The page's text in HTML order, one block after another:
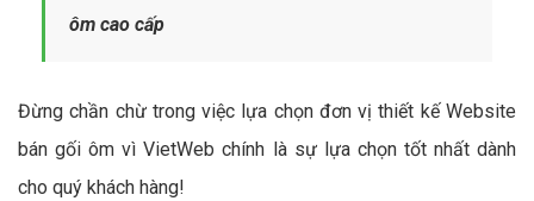
ôm cao cấp
Đừng chần chừ trong việc lựa chọn đơn vị thiết kế Website
bán gối ôm vì VietWeb chính là sự lựa chọn tốt nhất dành
cho quý khách hàng!